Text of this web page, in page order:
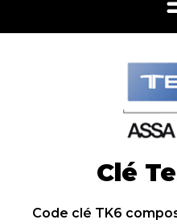
Clé
Code clé TK6